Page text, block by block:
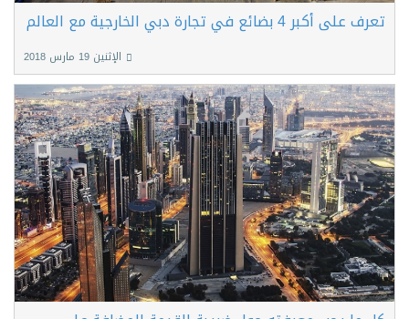
تعرف على أكبر 4 بضائع في تجارة دبي الخارجية مع العالم
الإثنين 19 مارس 2018